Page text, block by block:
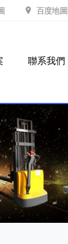
百度地圖
聯系我們